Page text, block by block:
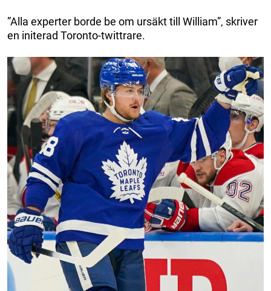
”Alla experter borde be om ursäkt till William”‚ skriver
en initerad Toronto-twittrare.